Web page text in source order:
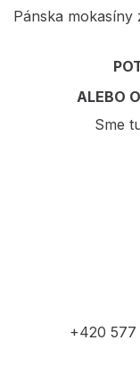
Pánska mokasíny
ALEBO
Sme
+420 577